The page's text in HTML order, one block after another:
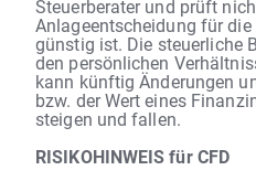
Steuerberater und prüft
Anlageentscheidung für
günstig ist. Die steuerliche
den persönlichen
kann künftig Änderungen
bzw. der Wert eines
steigen und fallen.
RISIKOHINWEIS für CFD